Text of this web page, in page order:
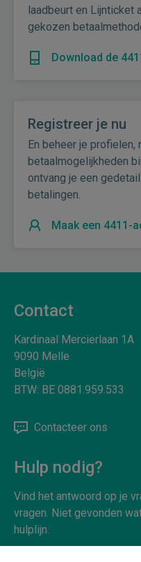
laadbeurt en Lijnticket
gekozen
Download de
Registreer je nu
En beheer je profielen,
betaalmogelijkheden
ontvang je een
betalingen.
Maak een 4411-
Contact
Kardinaal Mercierlaan 1A
9090 Melle
België
BTW: BE 0881.959.533
Contacteer ons
Hulp nodig?
Vind het antwoord op je
vragen. Niet gevonden
hulplijn.